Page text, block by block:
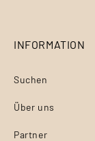
INFORMATION
Suchen
Über uns
Partner